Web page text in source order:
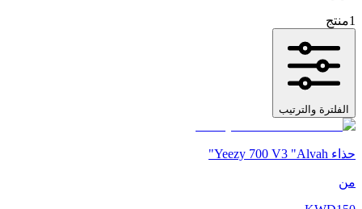
1منتج
الفلترة والترتيب
حذاء Yeezy 700 V3 "Alvah"
من